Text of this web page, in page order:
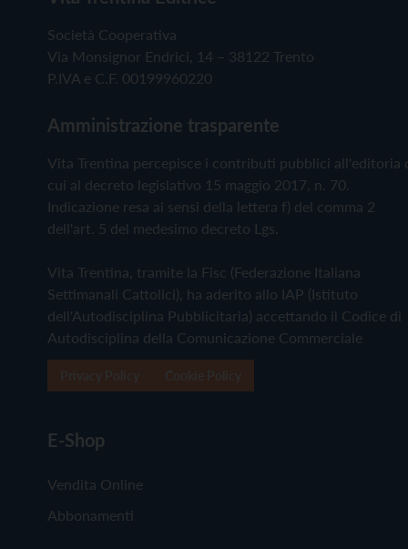
Società Cooperativa
Via Monsignor Endrici, 14 – 38122 Trento
P.IVA e C.F. 00199960220
Amministrazione trasparente
Vita Trentina percepisce i contributi pubblici all'editoria
cui al decreto legislativo 15 maggio 2017, n. 70.
Indicazione resa ai sensi della lettera f) del comma 2
dell'art. 5 del medesimo decreto Lgs.
Vita Trentina, tramite la Fisc (Federazione Italiana
Settimanali Cattolici), ha aderito allo IAP (Istituto
dell'Autodisciplina Pubblicitaria) accettando il Codice di
Autodisciplina della Comunicazione Commerciale
E-Shop
Vendita Online
Abbonamenti